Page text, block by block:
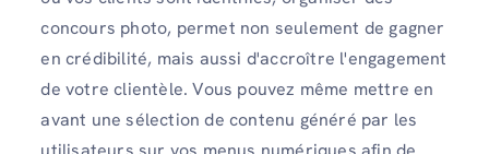
concours photo, permet non seulement de gagner
en crédibilité, mais aussi d'accroître l'engagement
de votre clientèle. Vous pouvez même mettre en
avant une sélection de contenu généré par les